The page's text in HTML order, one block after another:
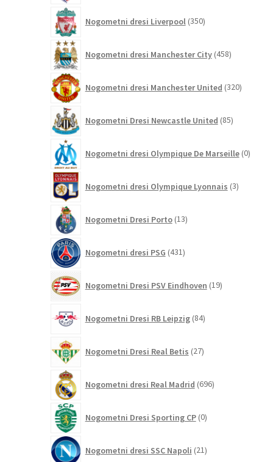
Nogometni dresi Liverpool 350izdelkov
Nogometni dresi Manchester City 458izdelkov
Nogometni dresi Manchester United 320izdelkov
Nogometni Dresi Newcastle United 85izdelkov
Nogometni dresi Olympique De Marseille 0
Nogometni dresi Olympique Lyonnais 3izdelki
Nogometni Dresi Porto 13izdelkov
Nogometni dresi PSG 431izdelkov
Nogometni Dresi PSV Eindhoven 19izdelkov
Nogometni Dresi RB Leipzig 84izdelkov
Nogometni Dresi Real Betis 27izdelkov
Nogometni dresi Real Madrid 696izdelkov
Nogometni Dresi Sporting CP 0izdelkov
Nogometni dresi SSC Napoli 21izdelkov